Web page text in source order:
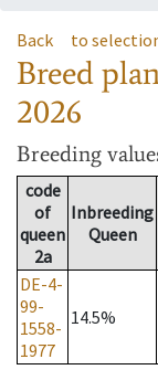
Back to
Breed
2026
Breeding
code
of
queen
2a
Inbreeding
Queen
DE-4-
99-
1558-
1977
14.5%